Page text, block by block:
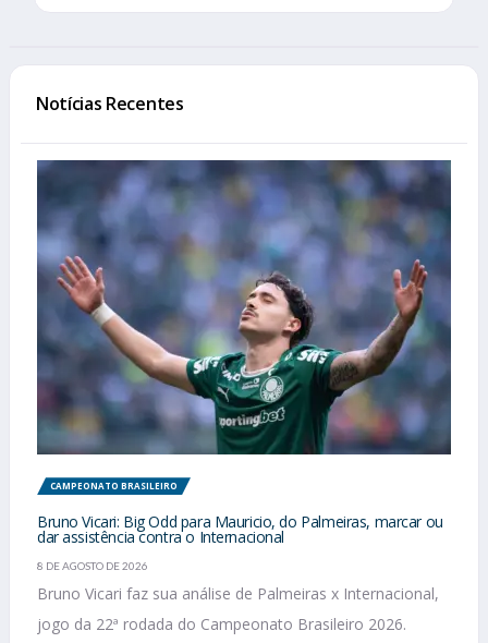
Notícias Recentes
CAMPEONATO BRASILEIRO
Bruno Vicari: Big Odd para Mauricio, do Palmeiras, marcar ou
dar assistência contra o Internacional
8 DE AGOSTO DE 2026
Bruno Vicari faz sua análise de Palmeiras x Internacional,
jogo da 22ª rodada do Campeonato Brasileiro 2026.